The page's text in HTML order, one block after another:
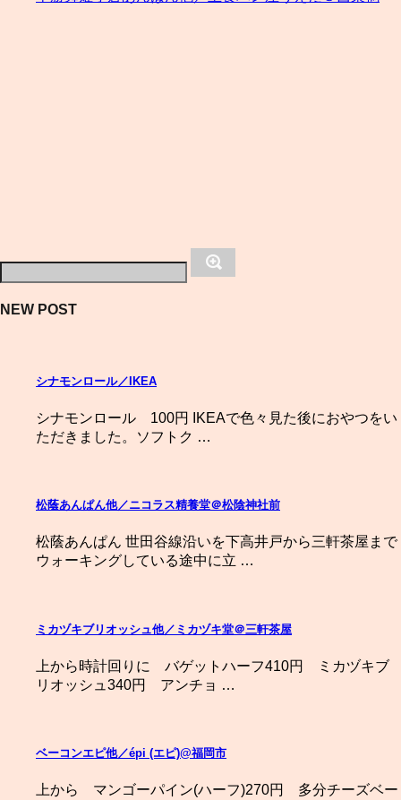
NEW POST
シナモンロール／IKEA
シナモンロール 100円 IKEAで色々見た後におやつをい
ただきました。ソフトク …
松蔭あんぱん他／ニコラス精養堂＠松陰神社前
松蔭あんぱん 世田谷線沿いを下高井戸から三軒茶屋まで
ウォーキングしている途中に立 …
ミカヅキブリオッシュ他／ミカヅキ堂＠三軒茶屋
上から時計回りに バゲットハーフ410円 ミカヅキブ
リオッシュ340円 アンチョ …
ベーコンエピ他／épi (エピ)@福岡市
上から マンゴーパイン(ハーフ)270円 多分チーズベー